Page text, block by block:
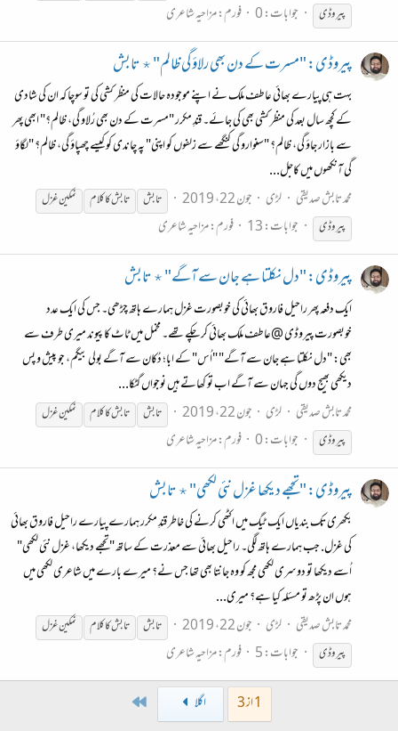
پیروڈی
جوابات: 0 فورم:مزاحیہ شاعری
پیروڈی: "مسرت کے دن بھی رلاؤ گی ظالم" ٭ تابش
بہت ہی پیارے بھائی عاطف ملک نے اپنے موجودہ حالات کی منظر کشی کی تو سوچا کہ ان کی شادی
کے کچھ سال بعد کی منظر کشی بھی کی جائے۔ قندِ مکرر "مسرت کے دن بھی رُلاو گی، ظالم؟" ابھی پھر
سے بازار جاؤ گی، ظالم؟ "سنوارو گی کنگھے سے زلفوں کو اپنی" پہ چاندی کو کیسے چھپاؤ گی، ظالم؟ "لگاؤ
گی آنکھوں میں کاجل...
محمد تابش صدیقی
لڑی جون 22، 2019 تابش تابشکاکلام
نمکین غزل
پیروڈی
جوابات: 13 فورم:مزاحیہ شاعری
پیروڈی: "دل نکلتا ہے جان سے آگے" ٭ تابش
ایک دفعہ پھر راحیل فاروق بھائی کی خوبصورت غزل ہمارے ہاتھ چڑھی۔ جس کی ایک عدد
خوبصورت پیروڈی @عاطف ملک بھائی کر چکے تھے۔ مخمل میں ٹاٹ کاپیوند میری طرف سے
بھی: "دل نکلتا ہے جان سے آگے" "اُس" کے ابا؛ دُکان سے آگے بولی بیگم، جو پیش و پس
دیکھی بھیج دوں گی جہان سے آگے اب تو کھاتے ہیں نوجواں گٹکا...
محمد تابش صدیقی
لڑی جون 22، 2019 تابش تابشکاکلام
نمکین غزل
پیروڈی
جوابات: 0 فورم:مزاحیہ شاعری
پیروڈی: "تجھے دیکھا غزل نئی لکھی" ٭ تابش
بکھری تک بندیاں ایک ٹیگ میں اکٹھی کرنے کی خاطر قندِ مکرر ہمارے پیارے راحیل فاروق بھائی
کی غزل. جب ہمارے ہاتھ لگی۔ راحیل بھائی سے معذرت کے ساتھ "تجھے دیکھا، غزل نئی لکھی"
اُسے دیکھا تو دوسری لکھی مجھ کو وہ جانتا بھی تھا جس نے؟ میرے بارے میں شاعری لکھی میں
ہوں ان پڑھ تو مسئلہ کیا ہے؟ میری...
محمد تابش صدیقی
لڑی جون 22، 2019 تابش تابشکاکلام
نمکین غزل
پیروڈی
جوابات: 5 فورم:مزاحیہ شاعری
1 از 3 اگلا